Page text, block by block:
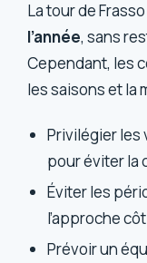
La tour de
l’année, sans
Cependant, les
les saisons et la
Privilégier les
pour éviter la
Éviter les
l’approche
Prévoir un